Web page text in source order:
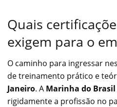
Quais
exigem para o
O caminho para ingressar
de treinamento prático e
Janeiro. A Marinha do Brasil
rigidamente a profissão no